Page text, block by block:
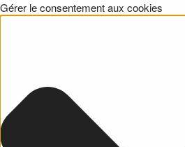
Gérer le consentement aux cookies